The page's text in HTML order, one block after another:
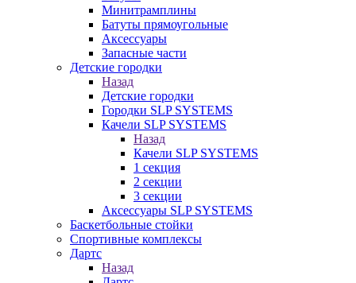
Минитрамплины
Батуты прямоугольные
Аксессуары
Запасные части
Детские городки
Назад
Детские городки
Городки SLP SYSTEMS
Качели SLP SYSTEMS
Назад
Качели SLP SYSTEMS
1 секция
2 секции
3 секции
Аксессуары SLP SYSTEMS
Баскетбольные стойки
Спортивные комплексы
Дартс
Назад